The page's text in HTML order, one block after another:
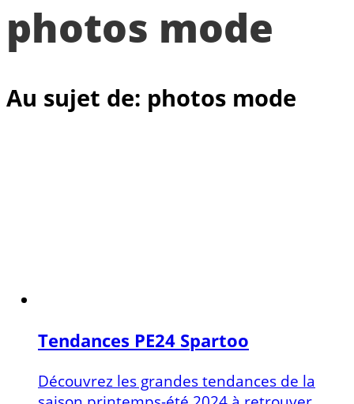
photos mode
Au sujet de: photos mode
Tendances PE24 Spartoo
Découvrez les grandes tendances de la